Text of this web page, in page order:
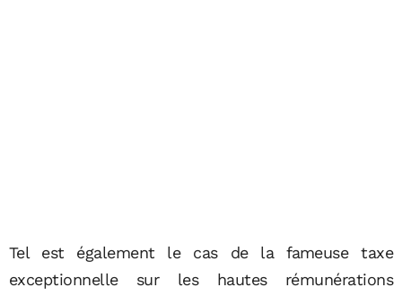
Tel est également le cas de la fameuse taxe
exceptionnelle sur les hautes rémunérations